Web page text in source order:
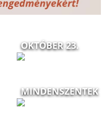
OKTÓBER 23.
MINDENSZENTEK